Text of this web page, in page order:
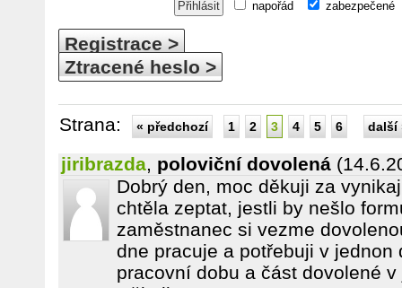
napořád zabezpečené
Registrace >
Ztracené heslo >
Strana: « předchozí 1 2 3 4 5 6 další
jiribrazda, poloviční dovolená
Dobrý den, moc děkuji za
chtěla zeptat, jestli by nešlo
zaměstnanec si vezme
dne pracuje a potřebuji v
pracovní dobu a část dovolené